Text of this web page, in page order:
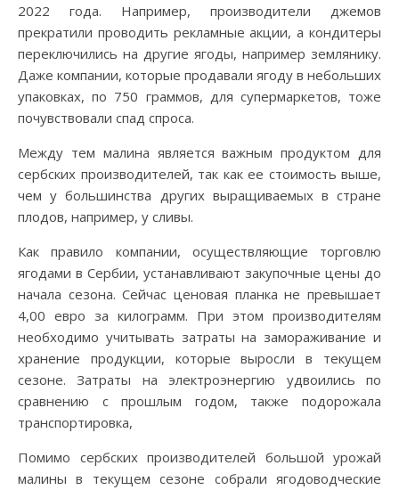
2022 года. Например, производители джемов
прекратили проводить рекламные акции, а кондитеры
переключились на другие ягоды, например землянику.
Даже компании, которые продавали ягоду в небольших
упаковках, по 750 граммов, для супермаркетов, тоже
почувствовали спад спроса.
Между тем малина является важным продуктом для
сербских производителей, так как ее стоимость выше,
чем у большинства других выращиваемых в стране
плодов, например, у сливы.
Как правило компании, осуществляющие торговлю
ягодами в Сербии, устанавливают закупочные цены до
начала сезона. Сейчас ценовая планка не превышает
4,00 евро за килограмм. При этом производителям
необходимо учитывать затраты на замораживание и
хранение продукции, которые выросли в текущем
сезоне. Затраты на электроэнергию удвоились по
сравнению с прошлым годом, также подорожала
транспортировка,
Помимо сербских производителей большой урожай
малины в текущем сезоне собрали ягодоводческие